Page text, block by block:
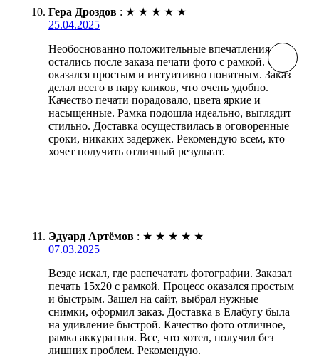
Гера Дроздов : ★ ★ ★ ★ ★
25.04.2025
Необоснованно положительные впечатления
остались после заказа печати фото с рамкой. Сайт
оказался простым и интуитивно понятным. Заказ
делал всего в пару кликов, что очень удобно.
Качество печати порадовало, цвета яркие и
насыщенные. Рамка подошла идеально, выглядит
стильно. Доставка осуществилась в оговоренные
сроки, никаких задержек. Рекомендую всем, кто
хочет получить отличный результат.
Эдуард Артёмов : ★ ★ ★ ★ ★
07.03.2025
Везде искал, где распечатать фотографии. Заказал
печать 15х20 с рамкой. Процесс оказался простым
и быстрым. Зашел на сайт, выбрал нужные
снимки, оформил заказ. Доставка в Елабугу была
на удивление быстрой. Качество фото отличное,
рамка аккуратная. Все, что хотел, получил без
лишних проблем. Рекомендую.